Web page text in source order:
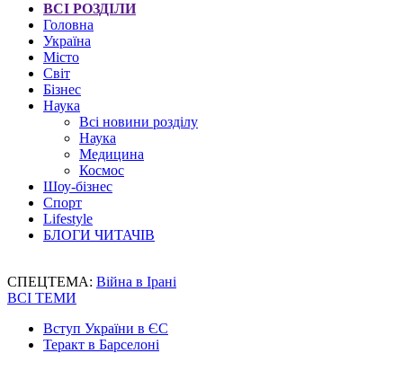
ВСІ РОЗДІЛИ
Головна
Україна
Місто
Світ
Бізнес
Наука
Всі новини розділу
Наука
Медицина
Космос
Шоу-бізнес
Спорт
Lifestyle
БЛОГИ ЧИТАЧІВ
СПЕЦТЕМА: Війна в Ірані
ВСІ ТЕМИ
Вступ України в ЄС
Теракт в Барселоні